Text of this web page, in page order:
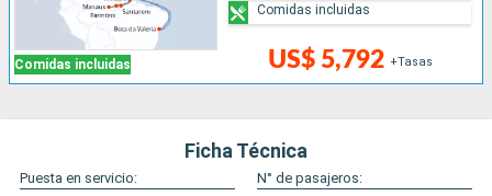
Comidas incluidas US$ 5,792 +Tasas
Comidas incluidas
Ficha Técnica
Puesta en servicio:
N° de pasajeros: